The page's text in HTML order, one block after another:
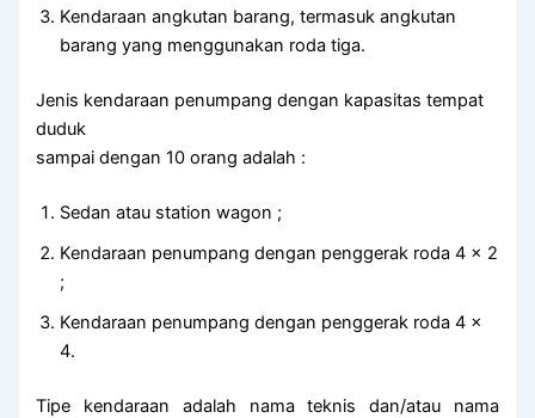
Kendaraan angkutan barang, termasuk angkutan
barang yang menggunakan roda tiga.
Jenis kendaraan penumpang dengan kapasitas tempat
duduk
sampai dengan 10 orang adalah :
Sedan atau station wagon ;
Kendaraan penumpang dengan penggerak roda 4 x 2
;
Kendaraan penumpang dengan penggerak roda 4 x
4.
Tipe kendaraan adalah nama teknis dan/atau nama